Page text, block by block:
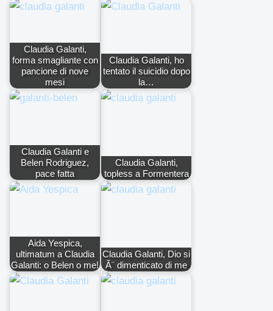
Claudia Galanti,
forma smagliante con
pancione di nove
mesi
Claudia Galanti, ho
tentato il suicidio dopo
la…
Claudia Galanti e
Belen Rodriguez,
pace fatta
Claudia Galanti,
topless a Formentera
Aida Yespica,
ultimatum a Claudia
Galanti: o Belen o me!
Claudia Galanti, Dio si
Ã¨ dimenticato di me